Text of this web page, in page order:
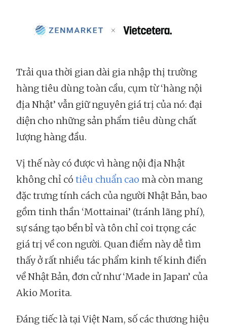
Trải qua thời gian dài gia nhập thị trường
hàng tiêu dùng toàn cầu, cụm từ ‘hàng nội
địa Nhật’ vẫn giữ nguyên giá trị của nó: đại
diện cho những sản phẩm tiêu dùng chất
lượng hàng đầu.
Vị thế này có được vì hàng nội địa Nhật
không chỉ có tiêu chuẩn cao mà còn mang
đặc trưng tính cách của người Nhật Bản, bao
gồm tinh thần ‘Mottainai’ (tránh lãng phí),
sự sáng tạo bền bỉ và tôn chỉ coi trọng các
giá trị về con người. Quan điểm này dễ tìm
thấy ở rất nhiều tác phẩm kinh tế kinh điển
về Nhật Bản, đơn cử như ‘Made in Japan’ của
Akio Morita.
Đáng tiếc là tại Việt Nam, số các thương hiệu